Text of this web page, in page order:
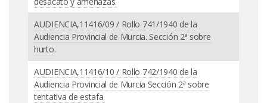
AUDIENCIA,11416/09 / Rollo 741/1940 de la
Audiencia Provincial de Murcia. Sección 2ª sobre
hurto.
AUDIENCIA,11416/10 / Rollo 742/1940 de la
Audiencia Provincial de Murcia Sección 2ª sobre
tentativa de estafa.